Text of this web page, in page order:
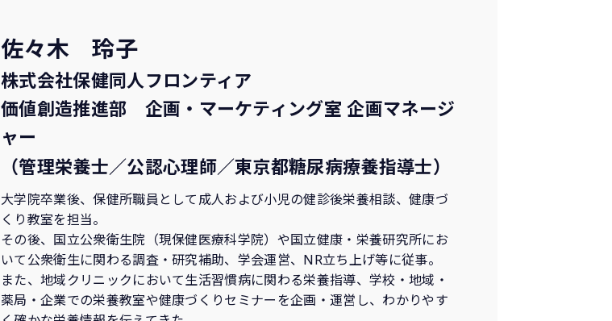
佐々木 玲子
株式会社保健同人フロンティア
価値創造推進部 企画・マーケティング室 企画マネージ
ャー
（管理栄養士／公認心理師／東京都糖尿病療養指導士）
大学院卒業後、保健所職員として成人および小児の健診後栄養相談、健康づ
くり教室を担当。
その後、国立公衆衛生院（現保健医療科学院）や国立健康・栄養研究所にお
いて公衆衛生に関わる調査・研究補助、学会運営、NR立ち上げ等に従事。
また、地域クリニックにおいて生活習慣病に関わる栄養指導、学校・地域・
薬局・企業での栄養教室や健康づくりセミナーを企画・運営し、わかりやす